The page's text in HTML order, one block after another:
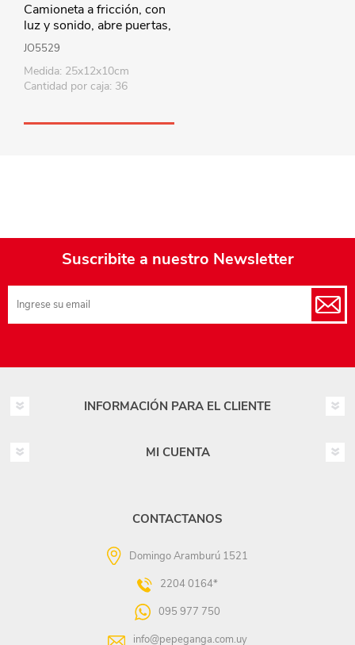
Camioneta a fricción, con
luz y sonido, abre puertas,
en caja
JO5529
Medida: 25x12x10cm
Cantidad por caja: 36
Suscribite a nuestro Newsletter
INFORMACIÓN PARA EL CLIENTE
MI CUENTA
CONTACTANOS
Domingo Aramburú 1521
2204 0164*
095 977 750
info@pepeganga.com.uy